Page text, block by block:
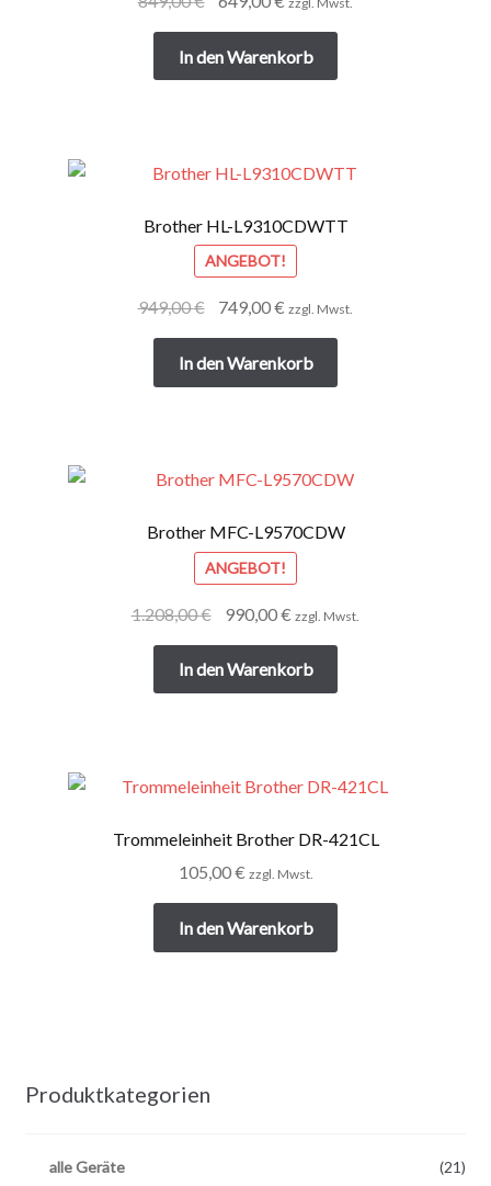
war:
849,00 €
ist:
649,00 €.
In den Warenkorb
Brother HL-L9310CDWTT
ANGEBOT!
949,00€
Ursprünglicher
Preis
war:
949,00 €
749,00€Aktueller
Preis
ist:
749,00 €.
zzgl. Mwst.
In den Warenkorb
Brother MFC-L9570CDW
ANGEBOT!
1.208,00€
Ursprünglicher
war:
1.208,00 €
990,00€ Aktueller
ist:
990,00 €.
zzgl. Mwst.
In den Warenkorb
Trommeleinheit Brother DR-421CL
105,00€ zzgl. Mwst.
In den Warenkorb
Produktkategorien
alle Geräte
(21)